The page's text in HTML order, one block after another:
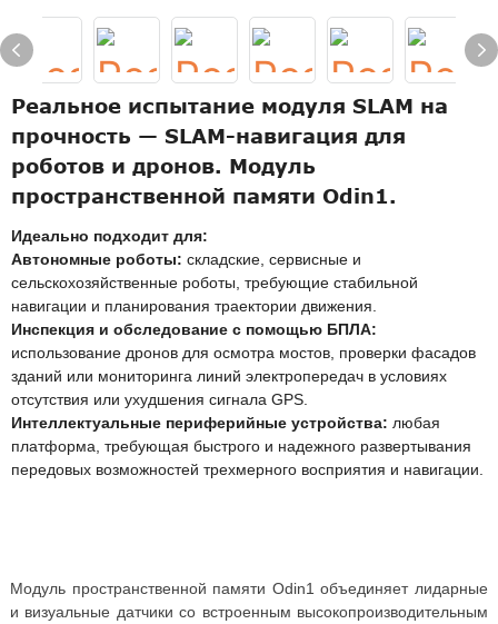
Реальное испытание модуля SLAM на
прочность — SLAM-навигация для
роботов и дронов. Модуль
пространственной памяти Odin1.
Идеально подходит для:
Автономные роботы: складские, сервисные и
сельскохозяйственные роботы, требующие стабильной
навигации и планирования траектории движения.
Инспекция и обследование с помощью БПЛА:
использование дронов для осмотра мостов, проверки фасадов
зданий или мониторинга линий электропередач в условиях
отсутствия или ухудшения сигнала GPS.
Интеллектуальные периферийные устройства: любая
платформа, требующая быстрого и надежного развертывания
передовых возможностей трехмерного восприятия и навигации.
Модуль пространственной памяти Odin1 объединяет лидарные
и визуальные датчики со встроенным высокопроизводительным